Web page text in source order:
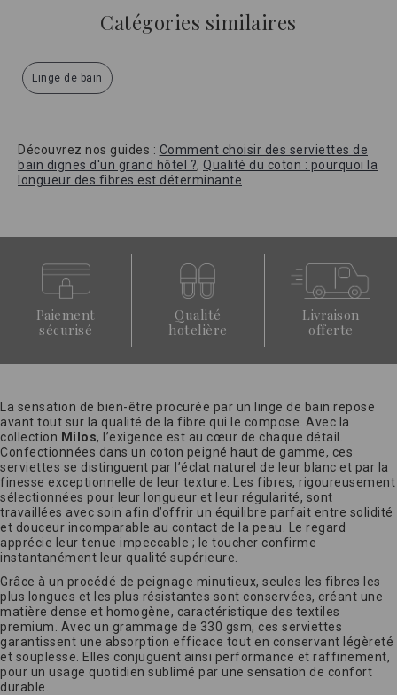
Catégories similaires
Linge de bain
Découvrez nos guides : Comment choisir des serviettes de
bain dignes d'un grand hôtel ?, Qualité du coton : pourquoi la
longueur des fibres est déterminante
Paiement
sécurisé
Qualité
hotelière
Livraison
offerte
La sensation de bien-être procurée par un linge de bain repose
avant tout sur la qualité de la fibre qui le compose. Avec la
collection Milos, l’exigence est au cœur de chaque détail.
Confectionnées dans un coton peigné haut de gamme, ces
serviettes se distinguent par l’éclat naturel de leur blanc et par la
finesse exceptionnelle de leur texture. Les fibres, rigoureusement
sélectionnées pour leur longueur et leur régularité, sont
travaillées avec soin afin d’offrir un équilibre parfait entre solidité
et douceur incomparable au contact de la peau. Le regard
apprécie leur tenue impeccable ; le toucher confirme
instantanément leur qualité supérieure.
Grâce à un procédé de peignage minutieux, seules les fibres les
plus longues et les plus résistantes sont conservées, créant une
matière dense et homogène, caractéristique des textiles
premium. Avec un grammage de 330 gsm, ces serviettes
garantissent une absorption efficace tout en conservant légèreté
et souplesse. Elles conjuguent ainsi performance et raffinement,
pour un usage quotidien sublimé par une sensation de confort
durable.